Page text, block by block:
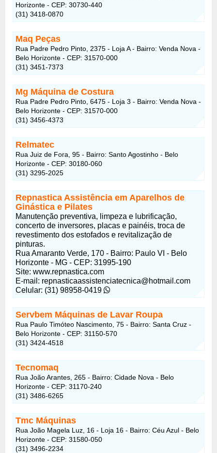
Horizonte - CEP: 30730-440
(31) 3418-0870
Maq Peças
Rua Padre Pedro Pinto, 2375 - Loja A - Bairro: Venda Nova -
Belo Horizonte - CEP: 31570-000
(31) 3451-7373
Mg Máquina de Costura
Rua Padre Pedro Pinto, 6475 - Loja 3 - Bairro: Venda Nova -
Belo Horizonte - CEP: 31570-000
(31) 3456-4373
Relmatec
Rua Juiz de Fora, 95 - Bairro: Santo Agostinho - Belo
Horizonte - CEP: 30180-060
(31) 3295-2025
Repnastica Assistência em Aparelhos de
Ginástica e Pilates
Manutenção preventiva, limpeza e lubrificação,
concerto de inversores, placas e painéis, troca de
revestimento dos estofados e revitalização de
pinturas.
Rua Amaranto Verde, 170 - Bairro: Paulo VI - Belo
Horizonte - MG - CEP: 31995-190
Site: www.repnastica.com
E-mail: repnasticaassistenciatecnica@hotmail.com
Celular: (31) 98958-0419
Servbem Máquinas de Lavar Roupa
Rua Paulo Timóteo Nascimento, 75 - Bairro: Santa Cruz -
Belo Horizonte - CEP: 31150-570
(31) 3424-4518
Tecnomaq
Rua João Arantes, 265 - Bairro: Cidade Nova - Belo
Horizonte - CEP: 31170-240
(31) 3486-6265
Tmc Máquinas
Rua João Magela Luz, 16 - Loja 16 - Bairro: Céu Azul - Belo
Horizonte - CEP: 31580-050
(31) 3496-2234